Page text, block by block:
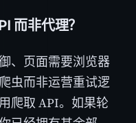
而非代理？
、页面需要浏览器
虫而非运营重试逻
爬取 API。如果轮